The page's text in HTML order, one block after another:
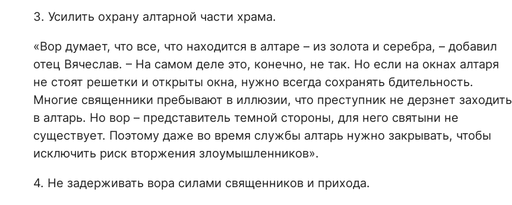
3. Усилить охрану алтарной части храма.
«Вор думает, что все, что находится в алтаре – из золота и серебра, – добавил
отец Вячеслав. – На самом деле это, конечно, не так. Но если на окнах алтаря
не стоят решетки и открыты окна, нужно всегда сохранять бдительность.
Многие священники пребывают в иллюзии, что преступник не дерзнет заходить
в алтарь. Но вор – представитель темной стороны, для него святыни не
существует. Поэтому даже во время службы алтарь нужно закрывать, чтобы
исключить риск вторжения злоумышленников».
4. Не задерживать вора силами священников и прихода.